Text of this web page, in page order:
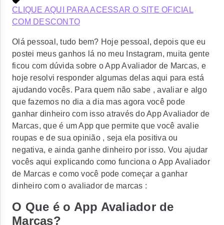
CLIQUE AQUI PARA ACESSAR O SITE OFICIAL
COM DESCONTO
Olá pessoal, tudo bem? Hoje pessoal, depois que eu
postei meus ganhos lá no meu Instagram, muita gente
ficou com dúvida sobre o App Avaliador de Marcas, e
hoje resolvi responder algumas delas aqui para está
ajudando vocês. Para quem não sabe , avaliar e algo
que fazemos no dia a dia mas agora você pode
ganhar dinheiro com isso através do App Avaliador de
Marcas, que é um App que permite que você avalie
roupas e de sua opinião , seja ela positiva ou
negativa, e ainda ganhe dinheiro por isso. Vou ajudar
vocês aqui explicando como funciona o App Avaliador
de Marcas e como você pode começar a ganhar
dinheiro com o avaliador de marcas :
O Que é o App Avaliador de
Marcas?